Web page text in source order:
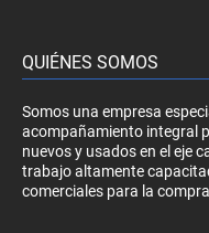
QUIÉNES SOMOS
Somos una empresa
acompañamiento integral
nuevos y usados en el eje
trabajo altamente
comerciales para la